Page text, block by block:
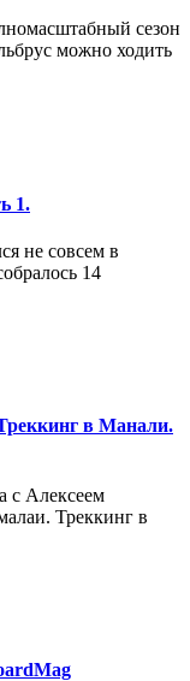
сезон
можно ходить
1.
не совсем в
14
в Манали.
с Алексеем
Треккинг в